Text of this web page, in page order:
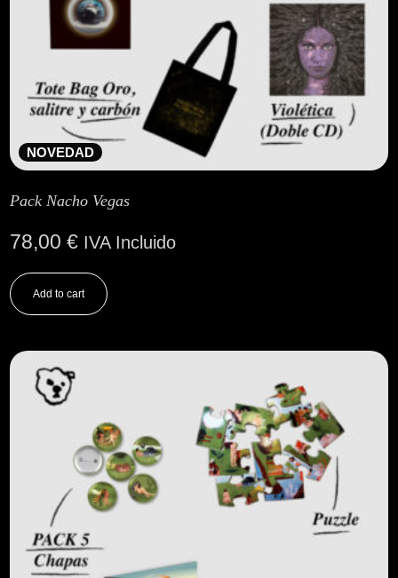
NOVEDAD
Pack Nacho Vegas
78,00€ IVA Incluido
Add to cart